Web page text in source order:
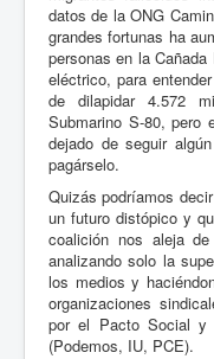
datos de la ONG
grandes fortunas ha
personas en la
eléctrico, para
de dilapidar 4.572
Submarino S-80,
dejado de seguir
pagárselo.
Quizás podríamos
un futuro distópico y
coalición nos aleja
analizando solo la
los medios y
organizaciones
por el Pacto Social y
(Podemos, IU, PCE).